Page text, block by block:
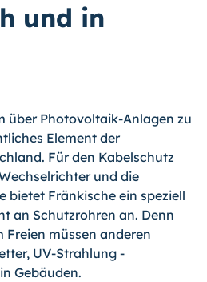
und in
über Photovoltaik-Anlagen zu
Element der
Für den Kabelschutz
und die
bietet Fränkische ein speziell
an Schutzrohren an. Denn
müssen anderen
UV-Strahlung -
Gebäuden.